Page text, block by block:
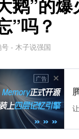
鹅”的
”吗？
- 木子说强国
广告